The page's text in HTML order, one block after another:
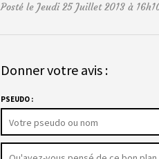
Posté le Jeudi 25 Juillet 2013 à
Donner votre avis :
PSEUDO :